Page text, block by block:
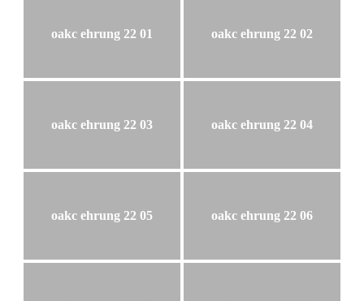
oakc ehrung 22 01 oakc ehrung 22 02
oakc ehrung 22 03 oakc ehrung 22 04
oakc ehrung 22 05 oakc ehrung 22 06